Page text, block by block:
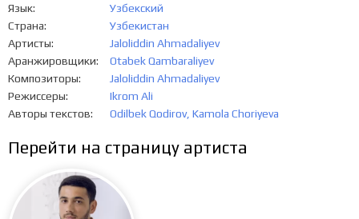
Язык
Узбекский
Страна
Узбекистан
Артисты
Jaloliddin Ahmadaliyev
Аранжировщики
Otabek Qambaraliyev
Композиторы
Jaloliddin Ahmadaliyev
Режиссеры
Ikrom Ali
Авторы текстов
Odilbek Qodirov, Kamola Choriyeva
Перейти на страницу артиста